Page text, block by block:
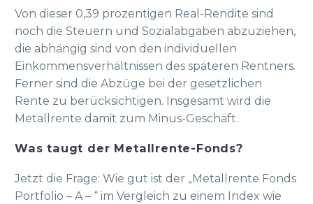
Von dieser 0,39 prozentigen Real-Rendite sind
noch die Steuern und Sozialabgaben abzuziehen,
die abhängig sind von den individuellen
Einkommensverhältnissen des späteren Rentners.
Ferner sind die Abzüge bei der gesetzlichen
Rente zu berücksichtigen. Insgesamt wird die
Metallrente damit zum Minus-Geschäft.
Was taugt der Metallrente-Fonds?
Jetzt die Frage: Wie gut ist der „Metallrente Fonds
Portfolio – A – “ im Vergleich zu einem Index wie